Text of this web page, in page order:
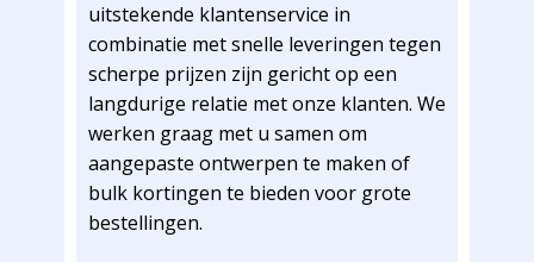
uitstekende klantenservice in
combinatie met snelle leveringen tegen
scherpe prijzen zijn gericht op een
langdurige relatie met onze klanten. We
werken graag met u samen om
aangepaste ontwerpen te maken of
bulk kortingen te bieden voor grote
bestellingen.